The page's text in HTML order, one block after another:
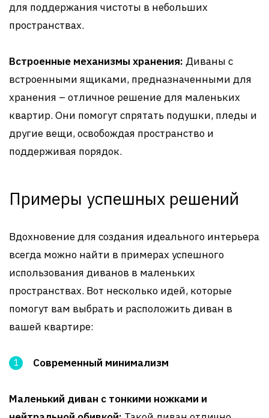
для поддержания чистоты в небольших
пространствах.
Встроенные механизмы хранения: Диваны с
встроенными ящиками, предназначенными для
хранения – отличное решение для маленьких
квартир. Они помогут спрятать подушки, пледы и
другие вещи, освобождая пространство и
поддерживая порядок.
Примеры успешных решений
Вдохновение для создания идеального интерьера
всегда можно найти в примерах успешного
использования диванов в маленьких
пространствах. Вот несколько идей, которые
помогут вам выбрать и расположить диван в
вашей квартире:
Современный минимализм
Маленький диван с тонкими ножками и